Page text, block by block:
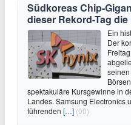
Südkoreas Chip-
dieser Rekord-Tag
Ein
Der
spektakuläre Kursgewinne in
Landes. Samsung Electronics
führenden […] (00)